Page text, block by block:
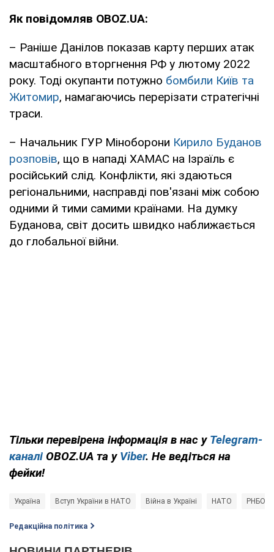
Як повідомляв OBOZ.UA:
– Раніше Данілов показав карту перших атак
масштабного вторгнення РФ у лютому 2022
року. Тоді окупанти потужно бомбили Київ та
Житомир, намагаючись перерізати стратегічні
траси.
– Начальник ГУР Міноборони Кирило Буданов
розповів, що в нападі ХАМАС на Ізраїль є
російський слід. Конфлікти, які здаються
регіональними, насправді пов'язані між собою
одними й тими самими країнами. На думку
Буданова, світ досить швидко наближається
до глобальної війни.
Тільки перевірена інформація в нас у Telegram-
каналі OBOZ.UA та у Viber. Не ведіться на
фейки!
Україна Вступ України в НАТО Війна в Україні НАТО РНБО
Редакційна політика